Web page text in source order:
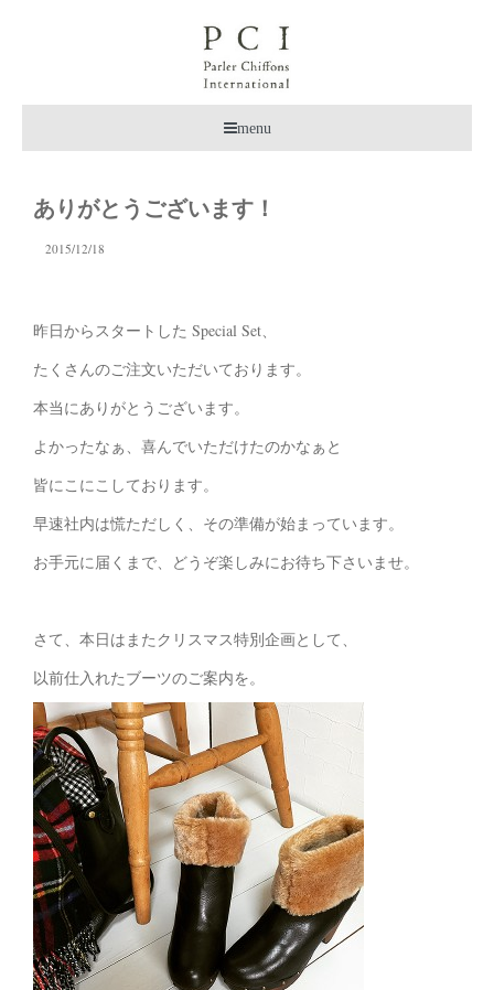
menu
ありがとうございます！
2015/12/18
昨日からスタートした Special Set、
たくさんのご注文いただいております。
本当にありがとうございます。
よかったなぁ、喜んでいただけたのかなぁと
皆にこにこしております。
早速社内は慌ただしく、その準備が始まっています。
お手元に届くまで、どうぞ楽しみにお待ち下さいませ。
さて、本日はまたクリスマス特別企画として、
以前仕入れたブーツのご案内を。